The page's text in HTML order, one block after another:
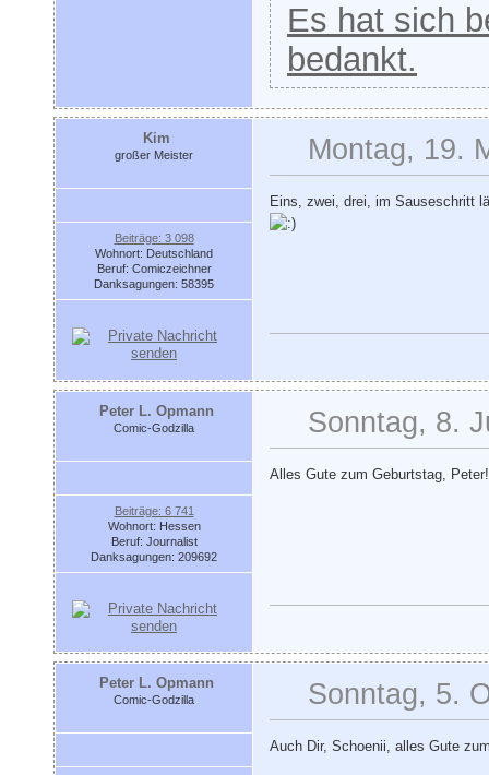
Es hat sich
bedankt.
Kim
großer Meister
Beiträge: 3 098
Wohnort: Deutschland
Beruf: Comiczeichner
Danksagungen: 58395
Montag, 19.
Eins, zwei, drei, im Sauseschritt
Peter L. Opmann
Comic-Godzilla
Beiträge: 6 741
Wohnort: Hessen
Beruf: Journalist
Danksagungen: 209692
Sonntag, 8.
Alles Gute zum Geburtstag,
Peter L. Opmann
Comic-Godzilla Sonntag, 5.
Auch Dir, Schoenii, alles Gute